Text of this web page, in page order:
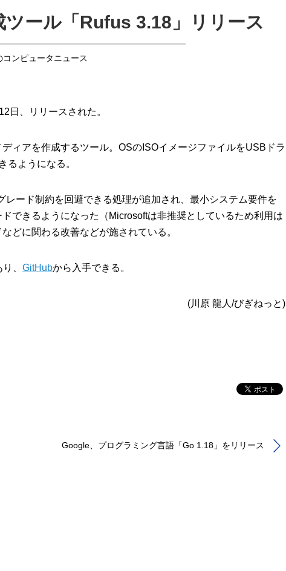
ール「Rufus 3.18」リリース
コンピュータニュース
日、リリースされた。
ィアを作成するツール。OSのISOイメージファイルをUSBドラ
るようになる。
ード制約を回避できる処理が追加され、最小システム要件を
できるようになった（Microsoftは非推奨としているため利用は
どに関わる改善などが施されている。
、 GitHubから入手できる。
(川原 龍人/びぎねっと)
Google、プログラミング言語「Go 1.18」をリリース